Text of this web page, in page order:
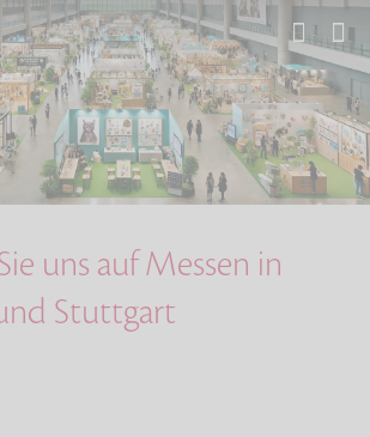
Aktuelles
in Karlsruhe und …
uns auf Messen in
Stuttgart